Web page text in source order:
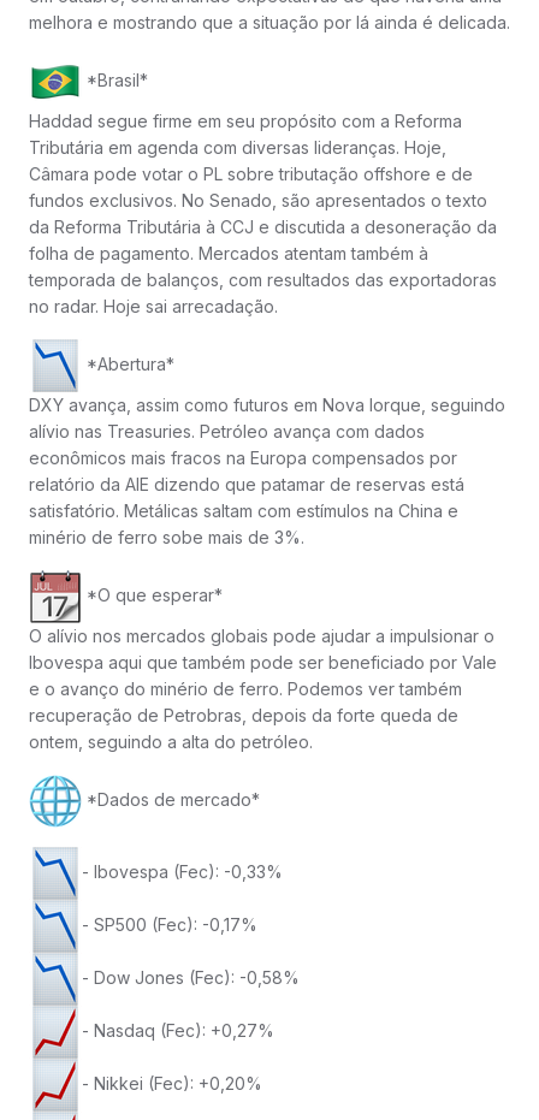
melhora e mostrando que a situação por lá ainda é delicada.
*Brasil*
Haddad segue firme em seu propósito com a Reforma
Tributária em agenda com diversas lideranças. Hoje,
Câmara pode votar o PL sobre tributação offshore e de
fundos exclusivos. No Senado, são apresentados o texto
da Reforma Tributária à CCJ e discutida a desoneração da
folha de pagamento. Mercados atentam também à
temporada de balanços, com resultados das exportadoras
no radar. Hoje sai arrecadação.
*Abertura*
DXY avança, assim como futuros em Nova Iorque, seguindo
alívio nas Treasuries. Petróleo avança com dados
econômicos mais fracos na Europa compensados por
relatório da AIE dizendo que patamar de reservas está
satisfatório. Metálicas saltam com estímulos na China e
minério de ferro sobe mais de 3%.
*O que esperar*
O alívio nos mercados globais pode ajudar a impulsionar o
Ibovespa aqui que também pode ser beneficiado por Vale
e o avanço do minério de ferro. Podemos ver também
recuperação de Petrobras, depois da forte queda de
ontem, seguindo a alta do petróleo.
*Dados de mercado*
- Ibovespa (Fec): -0,33%
- SP500 (Fec): -0,17%
- Dow Jones (Fec): -0,58%
- Nasdaq (Fec): +0,27%
- Nikkei (Fec): +0,20%